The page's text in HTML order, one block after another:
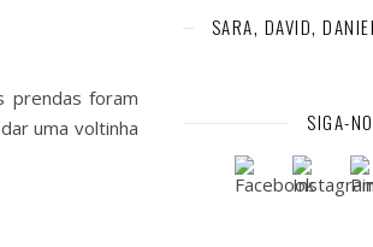
prendas foram
uma voltinha
SARA, DAVID,
SIGA-